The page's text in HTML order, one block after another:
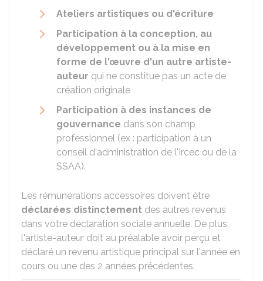
Ateliers artistiques ou d'écriture
Participation à la conception, au
développement ou à la mise en
forme de l'œuvre d'un autre artiste-
auteur qui ne constitue pas un acte de
création originale
Participation à des instances de
gouvernance dans son champ
professionnel (ex : participation à un
conseil d'administration de l'Ircec ou de la
SSAA).
Les rémunérations accessoires doivent être
déclarées distinctement des autres revenus
dans votre déclaration sociale annuelle. De plus,
l'artiste-auteur doit au préalable avoir perçu et
déclaré un revenu artistique principal sur l'année en
cours ou une des 2 années précédentes.